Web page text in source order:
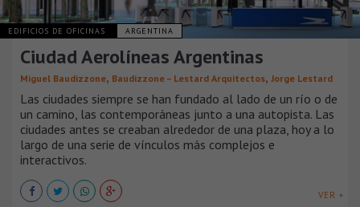
EDIFICIOS DE OFICINAS ARGENTINA
Ciudad Aerolíneas Argentinas
Miguel Baudizzone, Baudizzone – Lestard Arquitectos, Jorge Lestard
Las ciudades siempre se han fundado al lado de un río o de
un camino, las contemporáneas junto a una autopista. Las
ciudades antes se creaban alrededor de una plaza, hoy a lo
largo de una serie de vínculos más complejos e
interactivos.
VER +